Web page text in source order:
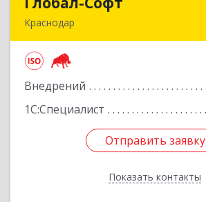
Краснодар
Внедрений
1С:Специалист
Отправить заявку
Показать контакты
Отправить заявку
Назад